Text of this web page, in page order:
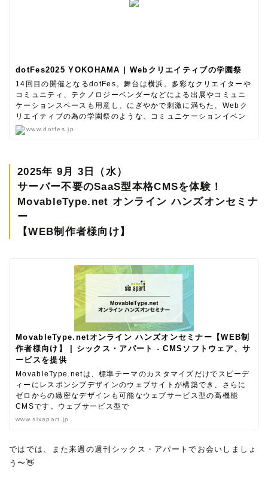
dotFes2025 YOKOHAMA | Webクリエイティブの学園祭
14回目の開催となるdotFes。舞台は横浜。多彩なクリエイターや
コミュニティ、テクノロジーベンダーなどによる出展やコミュニ
ケーションスペースも用意し、にぎやかで刺激に満ちた、Webク
リエイティブの為の学園祭のような、コミュニケーションイベン
トです。
www.dotfes.jp
2025年 9月 3日（水）
サーバー不要のSaaS型本格CMSを体験！
MovableType.net オンライン ハンズオンセミナ
ー
【WEB制作者様向け】
MovableType.netオンライン ハンズオンセミナー【WEB制
作者様向け】 | シックス・アパート - CMSソフトウェア、サ
ービスを提供
MovableType.netは、標準テーマのカスタマイズだけでスピーデ
ィーにレスポンシブデザインのウェブサイトが構築でき、さらに
ゼロからの緻密なデザインも可能なウェブサービス型の高機能
CMSです。ウェブサービス型で
www.sixapart.jp
ではでは、また来週の週刊シックス・アパートでお会いしましょ
う〜👋